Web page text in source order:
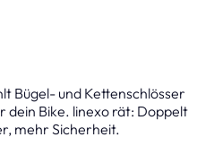
Bügel- und Kettenschlösser
dein Bike. linexo rät: Doppelt
mehr Sicherheit.